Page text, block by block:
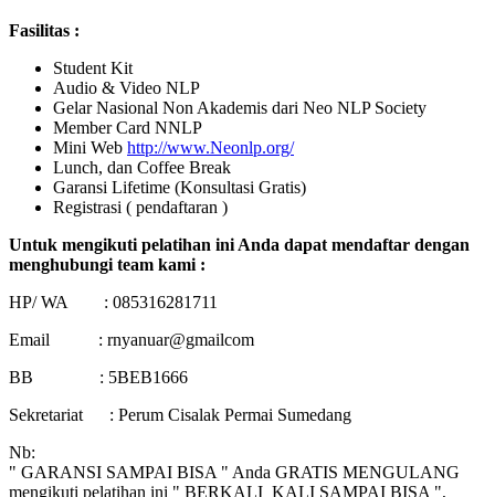
Fasilitas :
Student Kit
Audio & Video NLP
Gelar Nasional Non Akademis dari Neo NLP Society
Member Card NNLP
Mini Web http://www.Neonlp.org/
Lunch, dan Coffee Break
Garansi Lifetime (Konsultasi Gratis)
Registrasi ( pendaftaran )
Untuk mengikuti pelatihan ini Anda dapat mendaftar dengan
menghubungi team kami :
HP/ WA : 085316281711
Email : rnyanuar@gmailcom
BB : 5BEB1666
Sekretariat : Perum Cisalak Permai Sumedang
Nb:
" GARANSI SAMPAI BISA " Anda GRATIS MENGULANG
mengikuti pelatihan ini " BERKALI_KALI SAMPAI BISA ",